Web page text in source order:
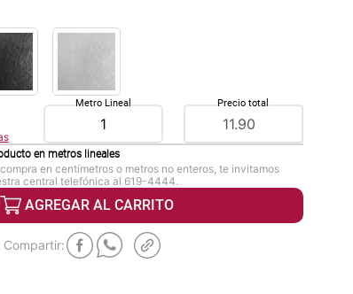
Metro Lineal Precio total
en metros lineales
en centímetros o metros no enteros, te invitamos
central telefónica al 619-4444.
AGREGAR AL CARRITO